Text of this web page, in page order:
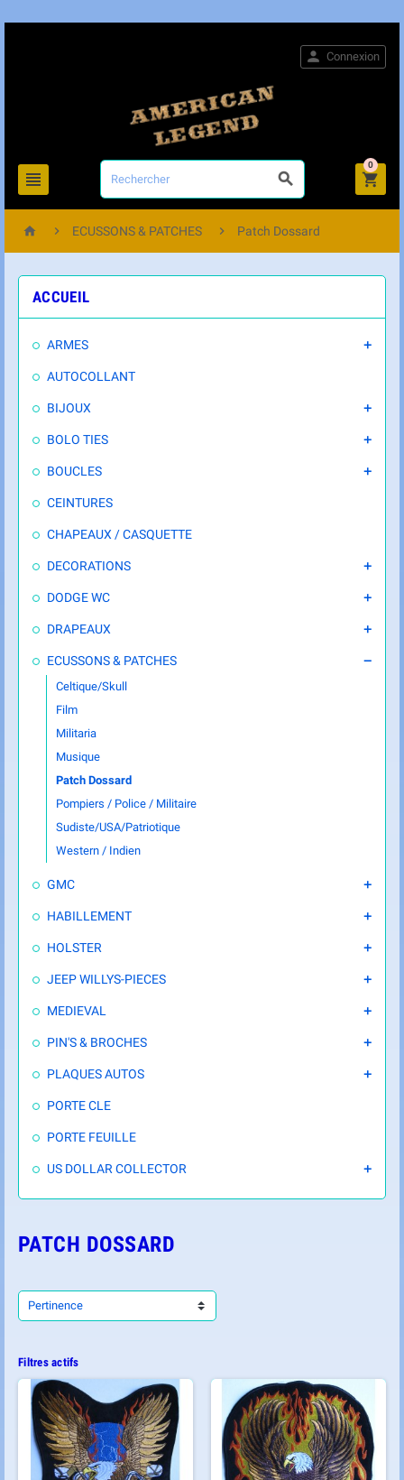
 
 Connexion

0
  ECUSSONS & PATCHES  Patch Dossard
ACCUEIL
ARMES 
AUTOCOLLANT
BIJOUX 
BOLO TIES 
BOUCLES 
CEINTURES
CHAPEAUX / CASQUETTE
DECORATIONS 
DODGE WC 
DRAPEAUX 
ECUSSONS & PATCHES 
Celtique/Skull
Film
Militaria
Musique
Patch Dossard
Pompiers / Police / Militaire
Sudiste/USA/Patriotique
Western / Indien
GMC 
HABILLEMENT 
HOLSTER 
JEEP WILLYS-PIECES 
MEDIEVAL 
PIN'S & BROCHES 
PLAQUES AUTOS 
PORTE CLE
PORTE FEUILLE
US DOLLAR COLLECTOR 
PATCH DOSSARD
Pertinence
Filtres actifs